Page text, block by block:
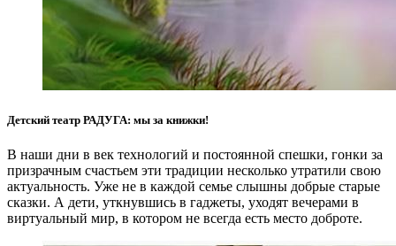
Детский театр РАДУГА: мы за книжки!
В наши дни в век технологий и постоянной спешки, гонки за
призрачным счастьем эти традиции несколько утратили свою
актуальность. Уже не в каждой семье слышны добрые старые
сказки. А дети, уткнувшись в гаджеты, уходят вечерами в
виртуальный мир, в котором не всегда есть место доброте.